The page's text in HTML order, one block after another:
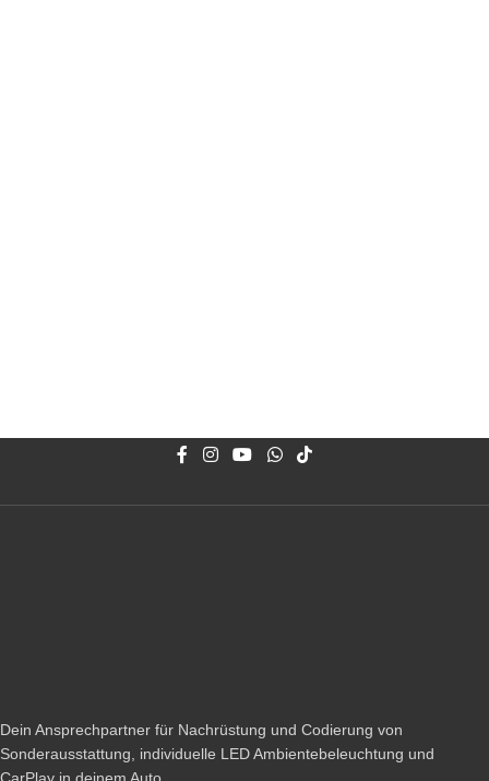
Dein Ansprechpartner für Nachrüstung und Codierung von
Sonderausstattung, individuelle LED Ambientebeleuchtung und
CarPlay in deinem Auto.